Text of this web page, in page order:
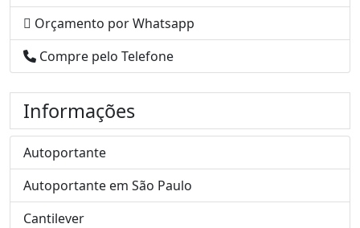
Orçamento por Whatsapp
Compre pelo Telefone
Informações
Autoportante
Autoportante em São Paulo
Cantilever